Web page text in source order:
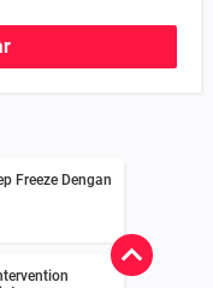
Freeze Dengan